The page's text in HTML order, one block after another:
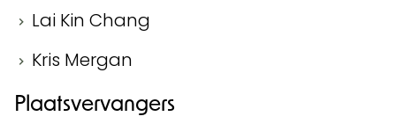
Lai Kin Chang
Kris Mergan
Plaatsvervangers